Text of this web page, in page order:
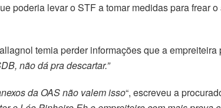
poderia levar o STF a tomar medidas para frear
temia perder informações que a empreiteira
não dá pra descartar.”
da OAS não valem isso“, escreveu a